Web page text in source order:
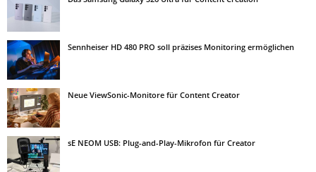
Sennheiser HD 480 PRO soll präzises Monitoring ermöglichen
Neue ViewSonic-Monitore für Content Creator
sE NEOM USB: Plug-and-Play-Mikrofon für Creator